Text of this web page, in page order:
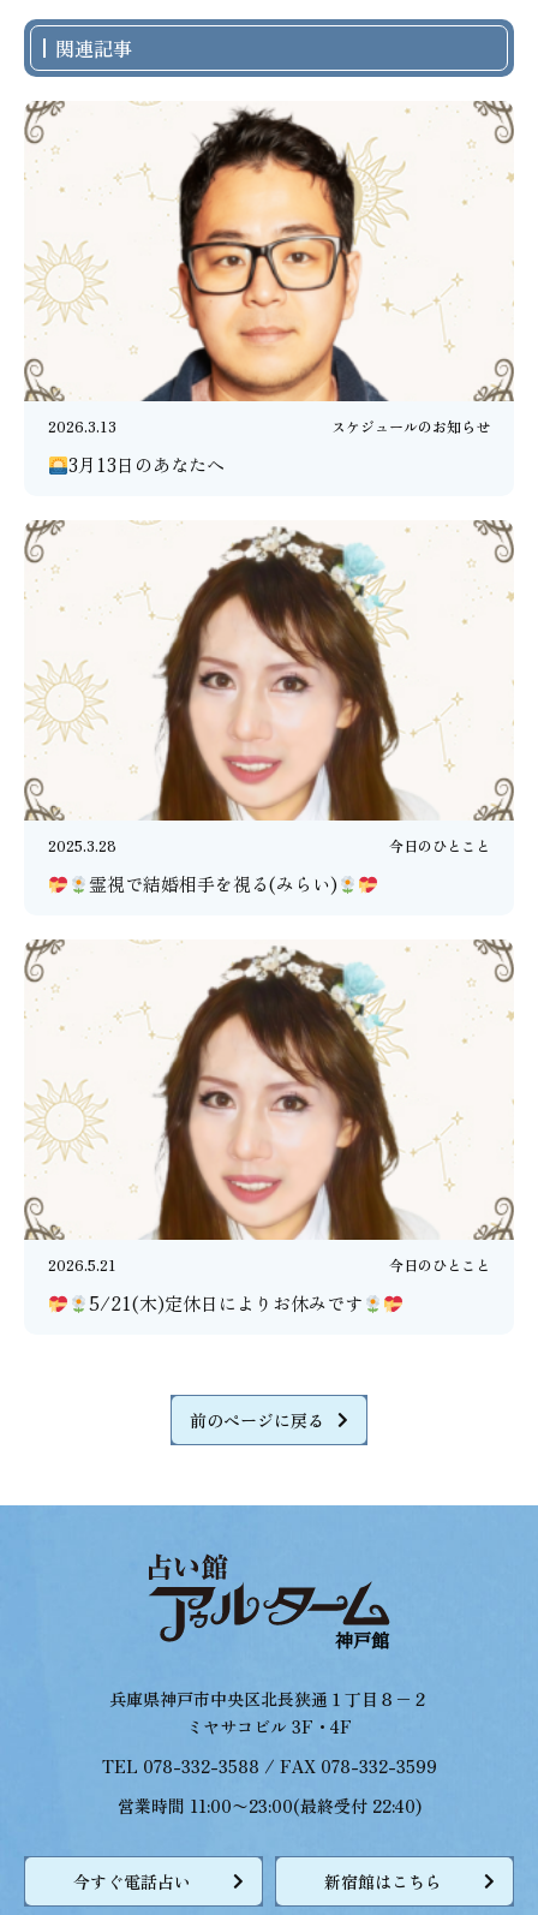
関連記事
2026.3.13 スケジュールのお知らせ
3月13日のあなたへ
2025.3.28 今日のひとこと
霊視で結婚相手を視る(みらい)
2026.5.21 今日のひとこと
5/21(木)定休日によりお休みです
前のページに戻る
兵庫県神戸市中央区北長狭通１丁目８−２
ミヤサコビル 3F・4F
TEL 078-332-3588 / FAX 078-332-3599
営業時間 11:00〜23:00(最終受付 22:40)
今すぐ電話占い 新宿館はこちら